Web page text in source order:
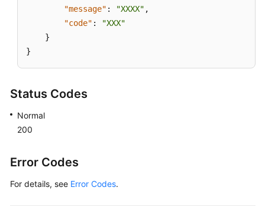
"message" : "XXXX" ,
"code" :
"XXX"
}
}
Status Codes
Normal
200
Error Codes
For details, see Error Codes.